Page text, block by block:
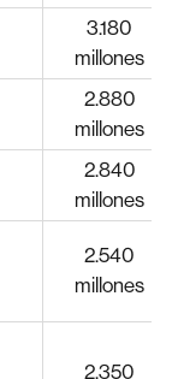
3.180
millones
2.880
millones
2.840
millones
2.540
millones
2.350